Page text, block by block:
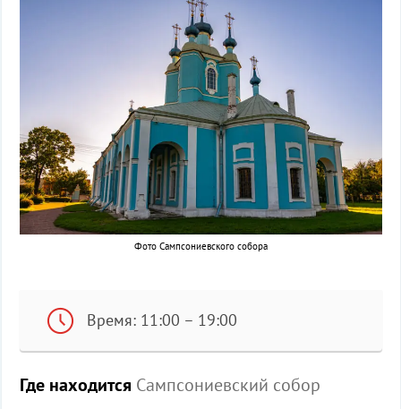
Фото Сампсониевского собора
Время: 11:00 – 19:00
Где находится Сампсониевский собор